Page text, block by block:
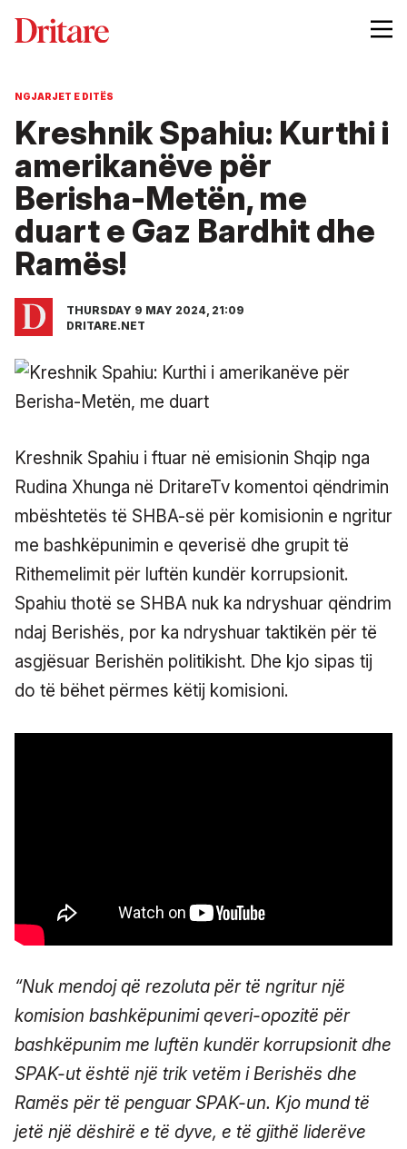
NGJARJET E DITËS
Kreshnik Spahiu: Kurthi i
amerikanëve për
Berisha-Metën, me
duart e Gaz Bardhit dhe
Ramës!
THURSDAY 9 MAY 2024, 21:09
DRITARE.NET
Kreshnik Spahiu i ftuar në emisionin Shqip nga
Rudina Xhunga në DritareTv komentoi qëndrimin
mbështetës të SHBA-së për komisionin e ngritur
me bashkëpunimin e qeverisë dhe grupit të
Rithemelimit për luftën kundër korrupsionit.
Spahiu thotë se SHBA nuk ka ndryshuar qëndrim
ndaj Berishës, por ka ndryshuar taktikën për të
asgjësuar Berishën politikisht. Dhe kjo sipas tij
do të bëhet përmes këtij komisioni.
“Nuk mendoj që rezoluta për të ngritur një
komision bashkëpunimi qeveri-opozitë për
bashkëpunim me luftën kundër korrupsionit dhe
SPAK-ut është një trik vetëm i Berishës dhe
Ramës për të penguar SPAK-un. Kjo mund të
jetë një dëshirë e të dyve, e të gjithë liderëve